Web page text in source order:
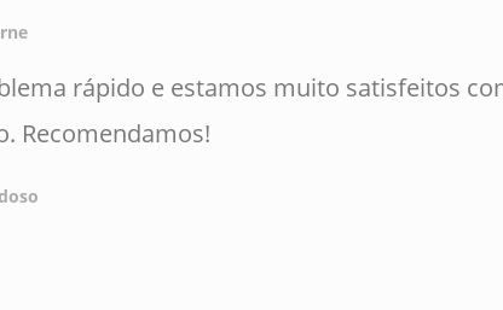
rápido e estamos muito satisfeitos
Recomendamos!